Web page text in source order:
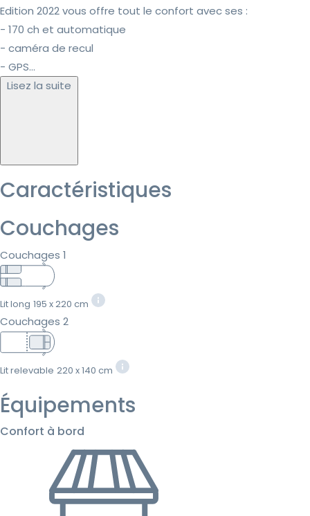
Edition 2022 vous offre tout le confort avec ses :
- 170 ch et automatique
- caméra de recul
- GPS...
Lisez la suite
Caractéristiques
Couchages
Couchages 1
Lit long 195 x 220 cm
Couchages 2
Lit relevable 220 x 140 cm
Équipements
Confort à bord